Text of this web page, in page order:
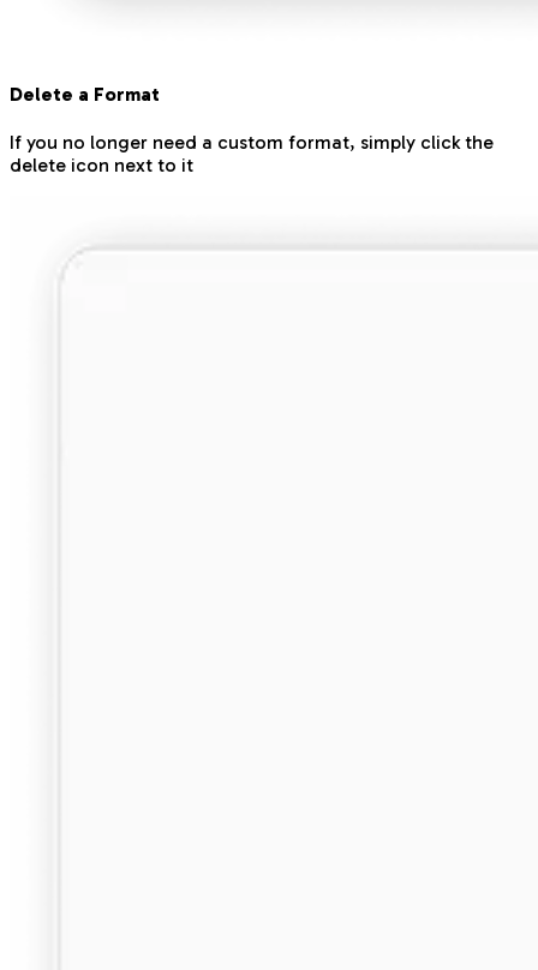
Delete a Format
If you no longer need a custom format, simply click the
delete icon next to it